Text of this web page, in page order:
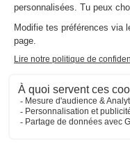
Chambres
Service
Propreté
Excellent
Très Bon
Moyen